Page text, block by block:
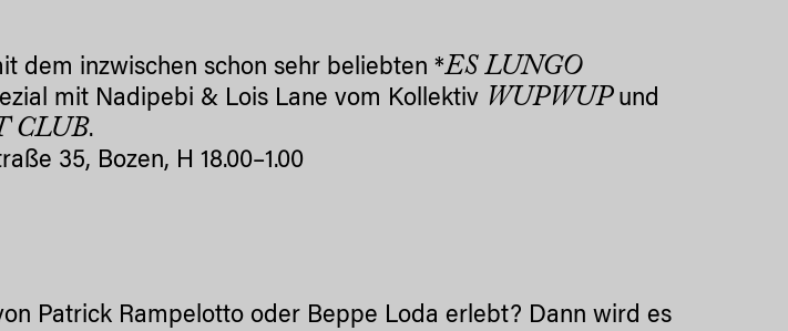
dem inzwischen schon sehr beliebten *ES LUNGO
mit Nadipebi & Lois Lane vom Kollektiv WUPWUPund
CLUB.
35, Bozen, H 18.00–1.00
Patrick Rampelotto oder Beppe Loda erlebt? Dann wird es